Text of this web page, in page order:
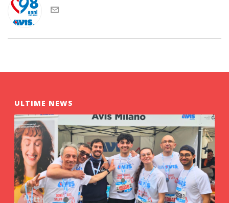
ULTIME NEWS